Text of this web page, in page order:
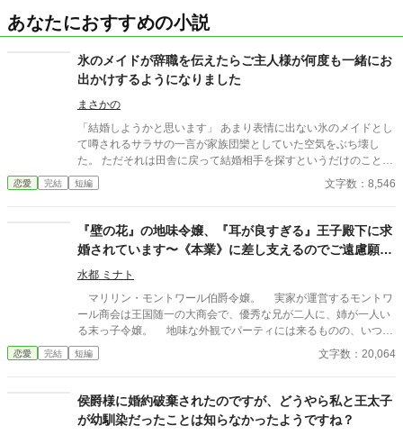
あなたにおすすめの小説
氷のメイドが辞職を伝えたらご主人様が何度も一緒にお
出かけするようになりました
まさかの
「結婚しようかと思います」 あまり表情に出ない氷のメイドとし
て噂されるサラサの一言が家族団欒としていた空気をぶち壊し
た。 ただそれは田舎に戻って結婚相手を探すというだけのことだ
った。 それに安心した伯爵の奥様が伯爵家の一人息子のオックス
が成人するまでの一年間は残ってほしいという頼みを受け、いつ
ックスは真面目に勉強を始め、社会勉強と評してサラサと一緒に
何度もお出かけをするようになった。 好みの宝石を聞かれたり、
ドレスを着せられたり、さらには何度も自分の好きな料理を食べ
させてもらったりしながらも、あくまでも社会勉強と言い続ける
オックス。 二人の甘酸っぱい日々と夫婦になるまでの物語。
恋愛 完結 短編 文字数：8,546
『壁の花』の地味令嬢、『耳が良すぎる』王子殿下に求
婚されています〜《本業》に差し支えるのでご遠慮願え
ますか？〜
水都 ミナト
マリリン・モントワール伯爵令嬢。 実家が運営するモントワ
ール商会は王国随一の大商会で、優秀な兄が二人に、姉が一人い
る末っ子令嬢。 地味な外観でパーティには来るものの、いつも
壁側で1人静かに佇んでいる。そのため他の令嬢たちからは『地
味な壁の花』と小馬鹿にされているのだが、そんな嘲笑をものと
において重要なのは『信頼』と『情報』ですから」 ※設定はゆる
め。そこまで腹立たしいキャラも出てきませんのでお気軽にお楽
しみください。2万字程の作品です。 ※カクヨム様、なろう様で
恋愛 完結 短編 文字数：20,064
侯爵様に婚約破棄されたのですが、どうやら私と王太子
が幼馴染だったことは知らなかったようですね？